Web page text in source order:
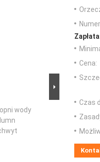
wody
Cena:
Czas